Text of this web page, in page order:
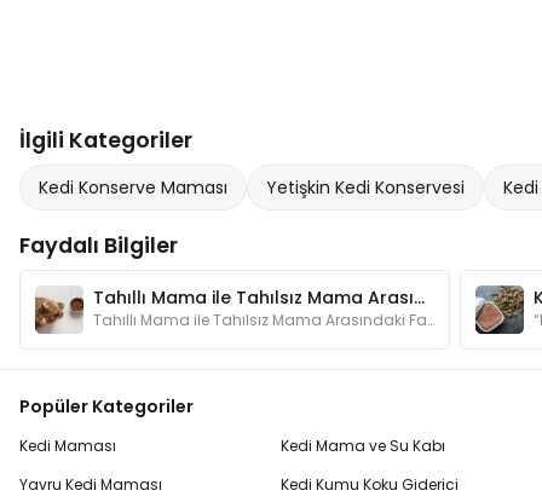
İlgili Kategoriler
Kedi Konserve Maması Yetişkin Kedi Konservesi
Faydalı Bilgiler
Tahıllı Mama ile Tahılsız Mama Arasındaki Fark Nedir?
Tahıllı Mama ile Tahılsız Mama Arasındaki Fark Nedir?
Popüler Kategoriler
Kedi Maması
Yavru Kedi Maması
Kedi Mama ve Su Kabı
Kedi Kumu Koku Giderici